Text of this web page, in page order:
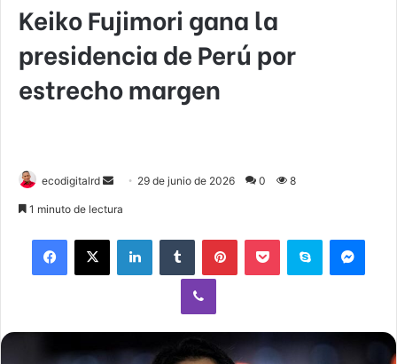
Keiko Fujimori gana la
presidencia de Perú por
estrecho margen
ecodigitalrd
Send 29 de junio de 2026 0 8
1 minuto de lectura
Facebook
X LinkedInTumblr PinterestPocket Skype
Viber